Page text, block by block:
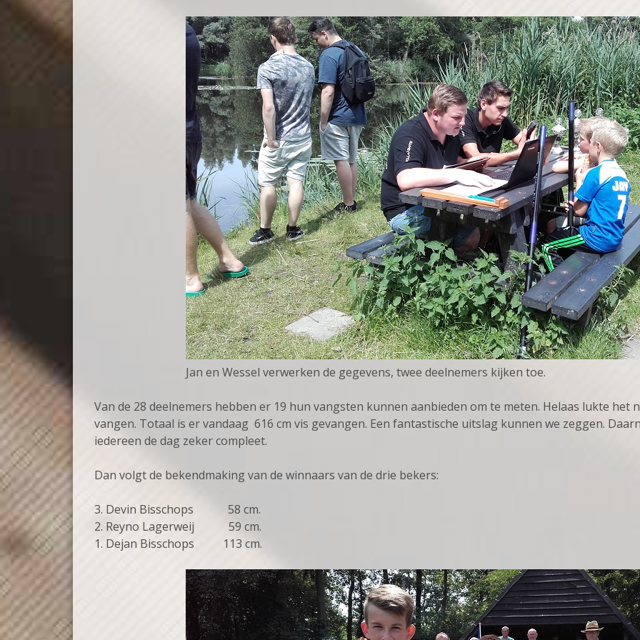
Jan en Wessel verwerken de gegevens, twee deelnemers kijken toe.
Van de 28 deelnemers hebben er 19 hun vangsten kunnen aanbieden om te meten. Helaas lukte het
vangen. Totaal is er vandaag 616 cm vis gevangen. Een fantastische uitslag kunnen we zeggen.
iedereen de dag zeker compleet.
Dan volgt de bekendmaking van de winnaars van de drie bekers:
3. Devin Bisschops 58 cm.
2. Reyno Lagerweij 59 cm.
1. Dejan Bisschops 113 cm.